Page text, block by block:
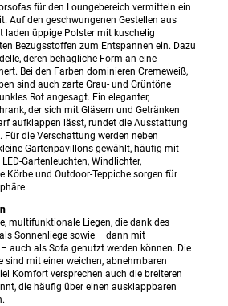
für den Loungebereich vermitteln ein
Auf den geschwungenen Gestellen aus
laden üppige Polster mit kuschelig
Bezugsstoffen zum Entspannen ein. Dazu
deren behagliche Form an eine
Bei den Farben dominieren Cremeweiß,
sind auch zarte Grau- und Grüntöne
Rot angesagt. Ein eleganter,
der sich mit Gläsern und Getränken
aufklappen lässt, rundet die Ausstattung
Für die Verschattung werden neben
Gartenpavillons gewählt, häufig mit
Gartenleuchten, Windlichter,
Körbe und Outdoor-Teppiche sorgen für
multifunktionale Liegen, die dank des
Sonnenliege sowie – dann mit
auch als Sofa genutzt werden können. Die
sind mit einer weichen, abnehmbaren
Komfort versprechen auch die breiteren
die häufig über einen ausklappbaren